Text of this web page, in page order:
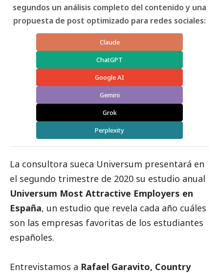
segundos un análisis completo del contenido y una
propuesta de post optimizado para redes sociales:
Claude
ChatGPT
Google AI
Gemini
Grok
Perplexity
La consultora sueca Universum presentará en
el segundo trimestre de 2020 su estudio anual
Universum Most Attractive Employers en
España, un estudio que revela cada año cuáles
son las empresas favoritas de los estudiantes
españoles.
Entrevistamos a Rafael Garavito, Country